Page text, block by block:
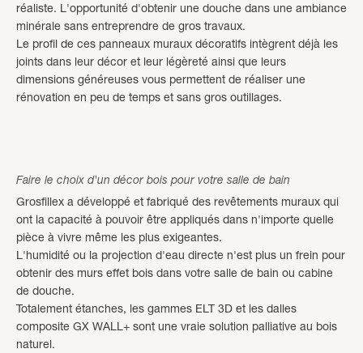
réaliste. L'opportunité d'obtenir une douche dans une ambiance
minérale sans entreprendre de gros travaux.
Le profil de ces panneaux muraux décoratifs intègrent déjà les
joints dans leur décor et leur légèreté ainsi que leurs
dimensions généreuses vous permettent de réaliser une
rénovation en peu de temps et sans gros outillages.
Faire le choix d'un décor bois pour votre salle de bain
Grosfillex a développé et fabriqué des revêtements muraux qui
ont la capacité à pouvoir être appliqués dans n'importe quelle
pièce à vivre même les plus exigeantes.
L'humidité ou la projection d'eau directe n'est plus un frein pour
obtenir des murs effet bois dans votre salle de bain ou cabine
de douche.
Totalement étanches, les gammes ELT 3D et les dalles
composite GX WALL+ sont une vraie solution palliative au bois
naturel.